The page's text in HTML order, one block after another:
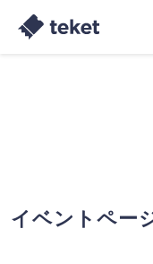
イベントペー